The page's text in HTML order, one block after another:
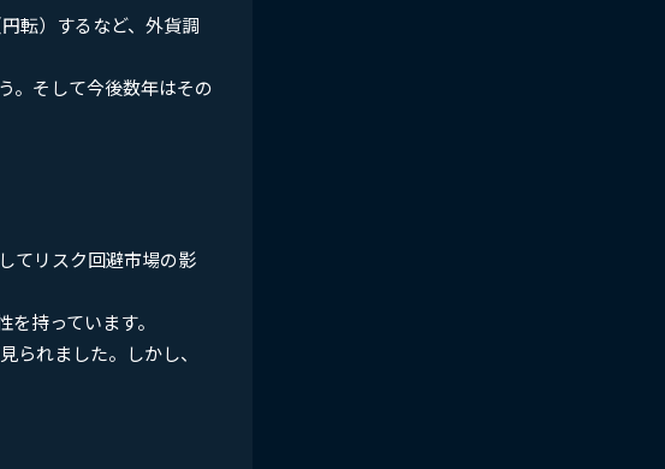
転）するなど、外貨調
。そして今後数年はその
てリスク回避市場の影
持っています。
られました。しかし、